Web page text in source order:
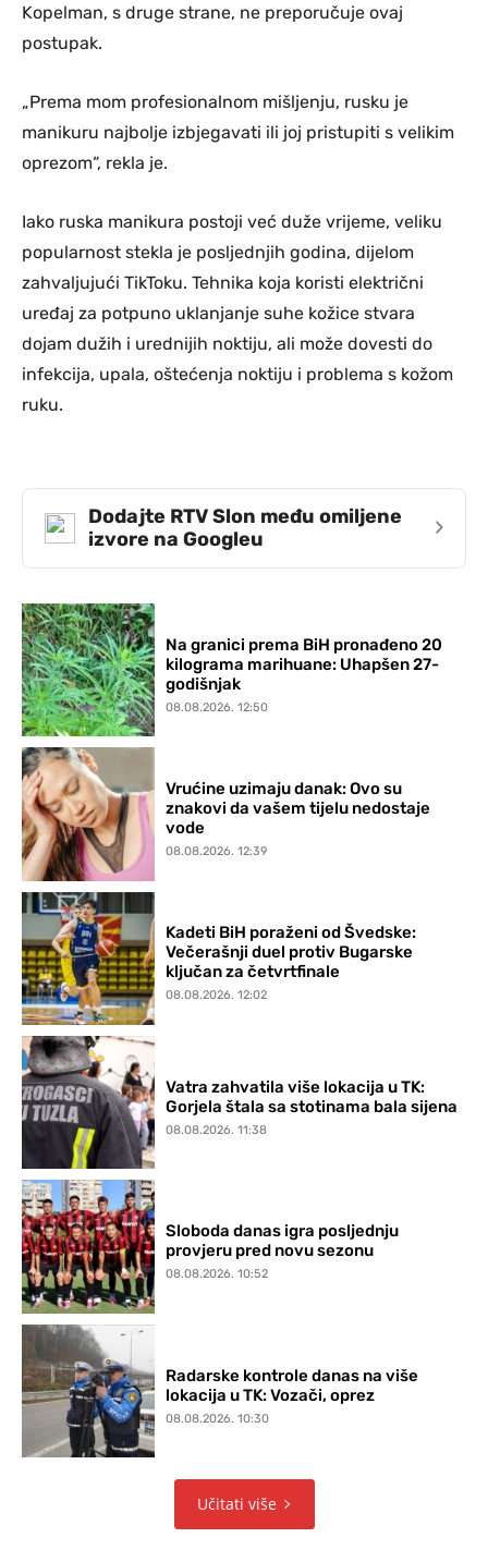
Kopelman, s druge strane, ne preporučuje ovaj
postupak.
„Prema mom profesionalnom mišljenju, rusku je
manikuru najbolje izbjegavati ili joj pristupiti s velikim
oprezom“, rekla je.
Iako ruska manikura postoji već duže vrijeme, veliku
popularnost stekla je posljednjih godina, dijelom
zahvaljujući TikToku. Tehnika koja koristi električni
uređaj za potpuno uklanjanje suhe kožice stvara
dojam dužih i urednijih noktiju, ali može dovesti do
infekcija, upala, oštećenja noktiju i problema s kožom
ruku.
Dodajte RTV Slon među omiljene
izvore na Googleu
›
Na granici prema BiH pronađeno 20
kilograma marihuane: Uhapšen 27-
godišnjak
08.08.2026. 12:50
Vrućine uzimaju danak: Ovo su
znakovi da vašem tijelu nedostaje
vode
08.08.2026. 12:39
Kadeti BiH poraženi od Švedske:
Večerašnji duel protiv Bugarske
ključan za četvrtfinale
08.08.2026. 12:02
Vatra zahvatila više lokacija u TK:
Gorjela štala sa stotinama bala sijena
08.08.2026. 11:38
Sloboda danas igra posljednju
provjeru pred novu sezonu
08.08.2026. 10:52
Radarske kontrole danas na više
lokacija u TK: Vozači, oprez
08.08.2026. 10:30
Učitati više